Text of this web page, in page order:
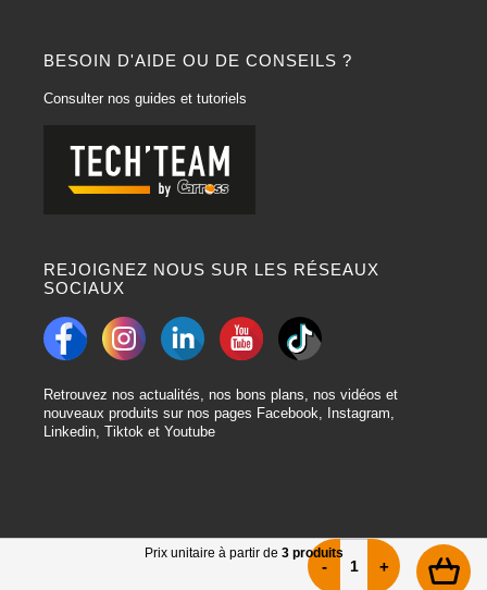
Prix unitaire à partir de 3 produits
BESOIN D'AIDE OU DE CONSEILS ?
Consulter nos guides et tutoriels
REJOIGNEZ NOUS SUR LES RÉSEAUX
SOCIAUX
Retrouvez nos actualités, nos bons plans, nos vidéos et
nouveaux produits sur nos pages Facebook, Instagram,
Linkedin, Tiktok et Youtube